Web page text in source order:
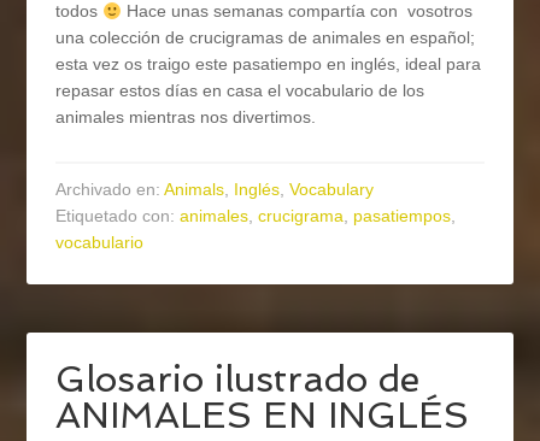
todos
Hace unas semanas compartía con vosotros
una colección de crucigramas de animales en español;
esta vez os traigo este pasatiempo en inglés, ideal para
repasar estos días en casa el vocabulario de los
animales mientras nos divertimos.
Archivado en:Animals, Inglés,Vocabulary
Etiquetado con:animales,crucigrama, pasatiempos,
vocabulario
Glosario ilustrado de
ANIMALES EN INGLÉS